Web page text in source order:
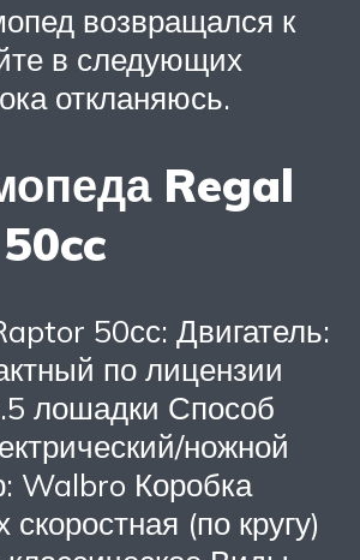
возвращался к
в следующих
откланяюсь.
Regal
50сс: Двигатель:
по лицензии
лошадки Способ
ножной
Walbro Коробка
(по кругу)